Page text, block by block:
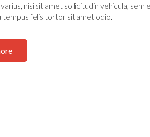
nisi sit amet sollicitudin vehicula, sem
tempus felis tortor sit amet odio.